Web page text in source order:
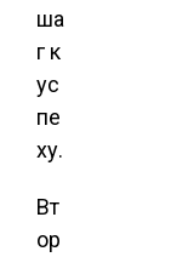
ша
г к
ус
пе
ху.
Вт
ор